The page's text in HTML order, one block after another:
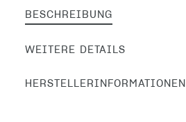
BESCHREIBUNG
WEITERE DETAILS
HERSTELLERINFORMATIONEN